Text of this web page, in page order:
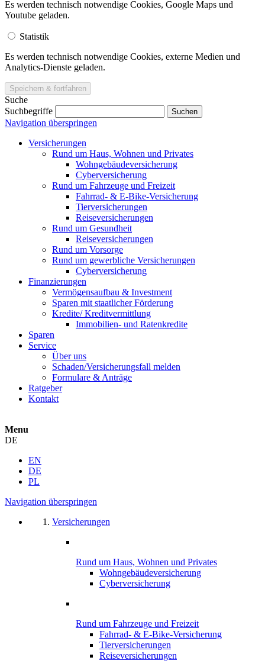
Es werden technisch notwendige Cookies, Google Maps und
Youtube geladen.
Statistik
Es werden technisch notwendige Cookies, externe Medien und
Analytics-Dienste geladen.
Suche
Suchbegriffe
Navigation überspringen
Versicherungen
Rund um Haus, Wohnen und Privates
Wohngebäude­versicherung
Cyber­versicherung
Rund um Fahrzeuge und Freizeit
Fahrrad- & E-Bike-Versicherung
Tierversicherungen
Reiseversicherungen
Rund um Gesundheit
Reiseversicherungen
Rund um Vorsorge
Rund um gewerbliche Versicherungen
Cyber­versicherung
Finanzierungen
Vermögensaufbau & Investment
Sparen mit staatlicher Förderung
Kredite/ Kreditvermittlung
Immobilien- und Ratenkredite
Sparen
Service
Über uns
Schaden/Versicherungsfall melden
Formulare & Anträge
Ratgeber
Kontakt
Menu
DE
EN
DE
PL
Navigation überspringen
Versicherungen
Rund um Haus, Wohnen und Privates
Wohngebäude­versicherung
Cyber­versicherung
Rund um Fahrzeuge und Freizeit
Fahrrad- & E-Bike-Versicherung
Tierversicherungen
Reiseversicherungen